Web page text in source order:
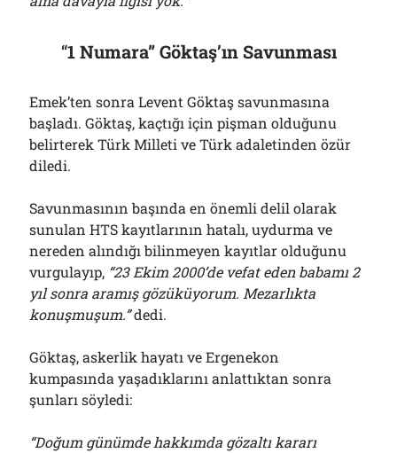
“1 Numara” Göktaş’ın Savunması
Emek’ten sonra Levent Göktaş savunmasına
başladı. Göktaş, kaçtığı için pişman olduğunu
belirterek Türk Milleti ve Türk adaletinden özür
diledi.
Savunmasının başında en önemli delil olarak
sunulan HTS kayıtlarının hatalı, uydurma ve
nereden alındığı bilinmeyen kayıtlar olduğunu
vurgulayıp, “23 Ekim 2000’de vefat eden babamı 2
yıl sonra aramış gözüküyorum. Mezarlıkta
konuşmuşum.”dedi.
Göktaş, askerlik hayatı ve Ergenekon
kumpasında yaşadıklarını anlattıktan sonra
şunları söyledi:
“Doğum günümde hakkımda gözaltı kararı